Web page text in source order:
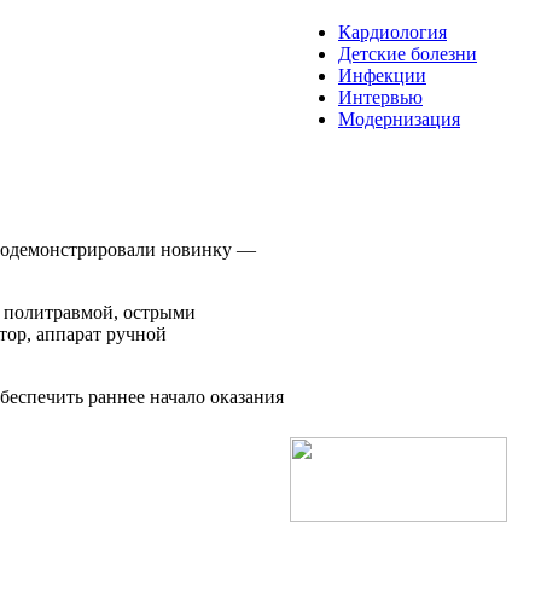
новинку —
острыми
аппарат ручной
раннее начало оказания
Кардиология
Детские болезни
Инфекции
Интервью
Модернизация